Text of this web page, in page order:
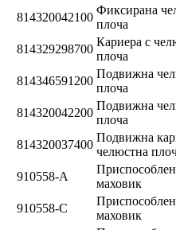
814320042100
Фиксирана
плоча
814329298700
Кариера с
плоча
814346591200
Подвижна
плоча
814320042200
Подвижна
плоча
814320037400
Подвижна
челюстна
910558-А
маховик
910558-C
маховик